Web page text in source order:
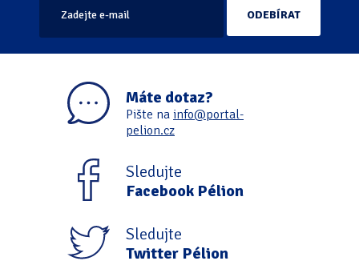
Máte dotaz?
Pište na info@portal-
pelion.cz
Sledujte
Facebook Pélion
Sledujte
Twitter Pélion